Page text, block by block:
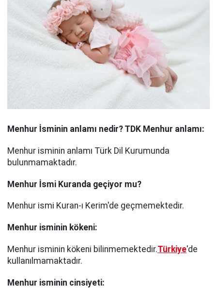
Menhur İsminin anlamı nedir? TDK Menhur anlamı:
Menhur isminin anlamı Türk Dil Kurumunda
bulunmamaktadır.
Menhur İsmi Kuranda geçiyor mu?
Menhur ismi Kuran-ı Kerim'de geçmemektedir.
Menhur isminin kökeni:
Menhur isminin kökeni bilinmemektedir.Türkiye'de
kullanılmamaktadır.
Menhur isminin cinsiyeti: